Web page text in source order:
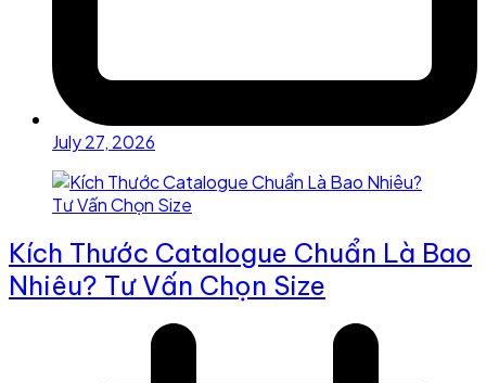
July 27, 2026
Kích Thước Catalogue Chuẩn Là Bao
Nhiêu? Tư Vấn Chọn Size